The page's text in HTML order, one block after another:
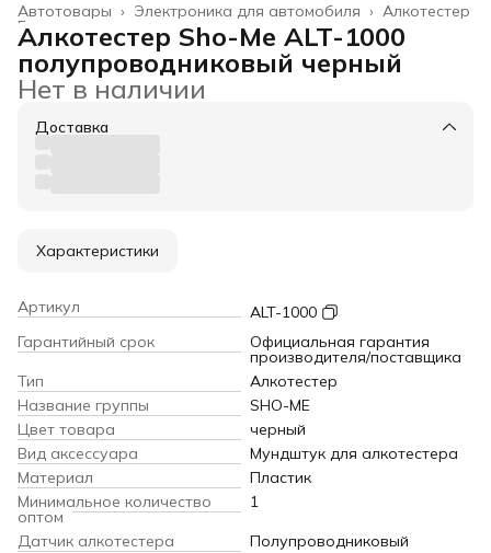
Алкотестер
Электроника для автомобиля ›
Автотовары ›
Главная
Алкотестер Sho-Me ALT-1000
полупроводниковый черный
Нет в наличии
Доставка
Характеристики
Артикул
ALT-1000
Гарантийный срок
Официальная гарантия
производителя/поставщика
Тип
Алкотестер
Название группы
SHO-ME
Цвет товара
черный
Вид аксессуара
Мундштук для алкотестера
Материал
Пластик
Минимальное количество
оптом
1
Датчик алкотестера
Полупроводниковый